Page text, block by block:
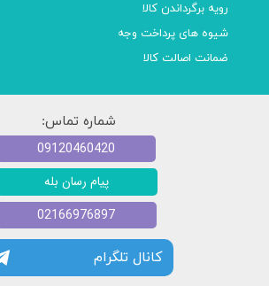
رویه برگرداندن کالا
شیوه های پرداخت وجه
ضمانت اصالت کالا
شماره تماس:
کانال تلگرام
پیام رسان بله
09120460420
02166976897